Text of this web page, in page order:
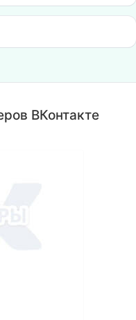
ВКонтакте